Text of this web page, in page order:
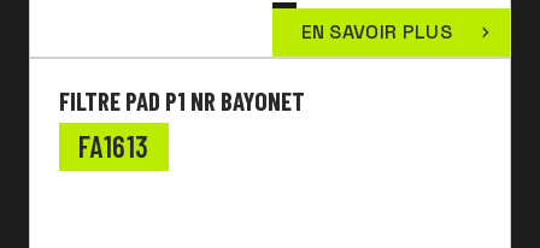
EN SAVOIR PLUS
FILTRE PAD P1 NR BAYONET
FA1613